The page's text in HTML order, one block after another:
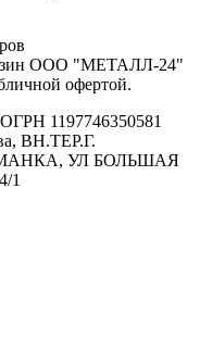
ООО "МЕТАЛЛ-24"
офертой.
1197746350581
ВН.ТЕР.Г.
УЛ БОЛЬШАЯ
1